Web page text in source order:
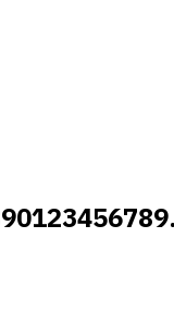
90123456789